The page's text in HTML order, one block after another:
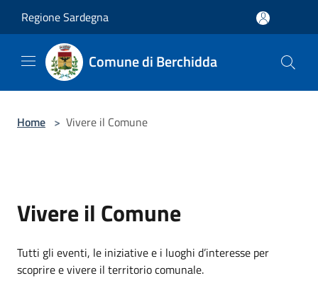
Regione Sardegna
Comune di Berchidda
Home > Vivere il Comune
Vivere il Comune
Tutti gli eventi, le iniziative e i luoghi d’interesse per
scoprire e vivere il territorio comunale.